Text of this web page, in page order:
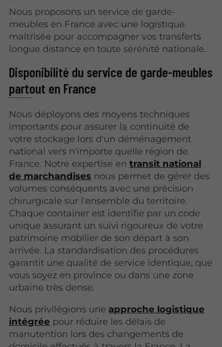
Nous proposons un service de garde-
meubles en France avec une logistique
maîtrisée pour accompagner vos transferts
longue distance en toute sérénité nationale.
Disponibilité du service de garde-meubles
partout en France
Nous déployons des moyens techniques
importants pour assurer la continuité de
votre stockage lors d'un déménagement
national vers n'importe quelle région de
France. Notre expertise entransit national
de marchandises nous permet de gérer des
volumes conséquents avec une précision
chirurgicale sur l'ensemble du territoire.
Chaque container est identifié par un code
unique assurant un suivi rigoureux de votre
patrimoine mobilier de son départ à son
arrivée. La standardisation des procédures
garantit une qualité de service identique, que
vous soyez en province ou dans une zone
urbaine très dense.
Nous privilégions une approche logistique
intégrée pour réduire les délais de
manutention lors des changements de